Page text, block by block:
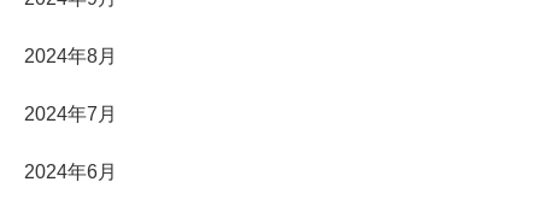
2024年8月
2024年7月
2024年6月